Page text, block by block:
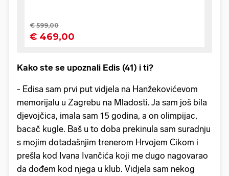
Kako ste se upoznali Edis (41) i ti?
- Edisa sam prvi put vidjela na Hanžekovićevom
memorijalu u Zagrebu na Mladosti. Ja sam još bila
djevojčica, imala sam 15 godina, a on olimpijac,
bacač kugle. Baš u to doba prekinula sam suradnju
s mojim dotadašnjim trenerom Hrvojem Cikom i
prešla kod Ivana Ivančića koji me dugo nagovarao
da dođem kod njega u klub. Vidjela sam nekog